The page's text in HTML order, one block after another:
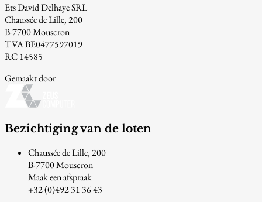
Ets David Delhaye SRL
Chaussée de Lille, 200
B-7700 Mouscron
TVA BE0477597019
RC 14585
Gemaakt door
Bezichtiging van de loten
Chaussée de Lille, 200
B-7700 Mouscron
Maak een afspraak
+32 (0)492 31 36 43